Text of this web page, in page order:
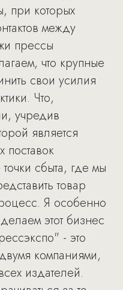
при которых
между
прессы
что крупные
свои усилия
Что,
учредив
является
поставок
сбыта, где мы
товар
Я особенно
этот бизнес
- это
компаниями,
издателей.